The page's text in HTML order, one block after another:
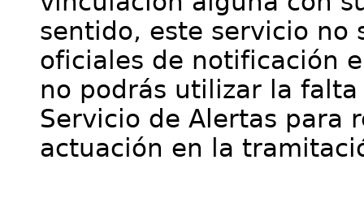
sentido, este servicio no
oficiales de notificación
no podrás utilizar la
Servicio de Alertas para
actuación en la